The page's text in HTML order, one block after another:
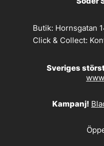
Butik: Hornsgatan
Click & Collect:
Sveriges
Kampanj!